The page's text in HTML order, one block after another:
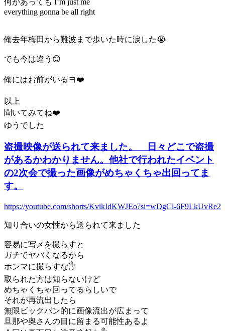
何があっても I’m just me
everything gonna be all right
俺去年梅田から難波まで歩いた時に涙した😭
でも今は違う😊
俺にはお前がいるヨ❤️
以上
聞いてみてね❤️
ゆうでした
盗撮映像が送られて来ました。 日々どこで盗撮
があるかわかりません。他社で行われたイベント
の2次会で撮った画像がめちゃくちゃ出回ってま
す。
https://youtube.com/shorts/KvikIdKWJEo?si=wDgCl-6F9LkUvRe2
知り合いの女性から送られて来ました
容易に写メを撮らすと
ガチでヤバくなるから
ホンマに撮らすな✋
取られた方は知らないけど
めちゃくちゃ回ってるらしいで
それが再流出したら
無限ビックバン的に画像流出が広まって
旦那や奥さんの目に留まる可能性あるよ